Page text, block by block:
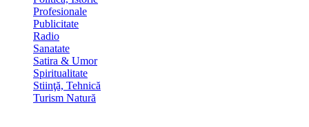
Profesionale
Publicitate
Radio
Sanatate
Satira & Umor
Spiritualitate
Stiinţă, Tehnică
Turism Natură